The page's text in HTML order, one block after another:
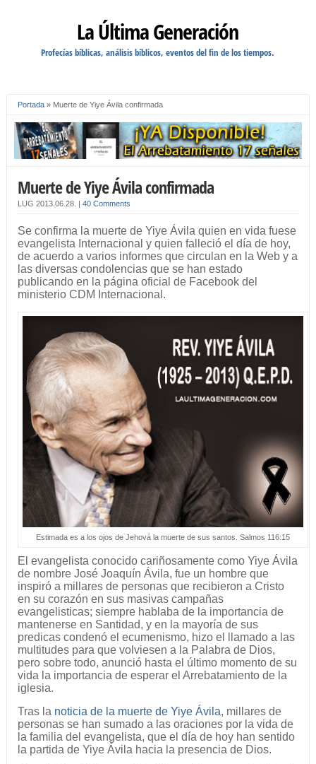
La Última Generación
Profecías bíblicas, análisis bíblicos, eventos del fin de los tiempos.
Portada» Muerte de Yiye Ávila confirmada
Muerte de Yiye Ávila confirmada
LUG 2013.06.28. 40 Comments
Se confirma la muerte de Yiye Ávila quien en vida fuese
evangelista Internacional y quien falleció el día de hoy,
de acuerdo a varios informes que circulan en la Web y a
las diversas condolencias que se han estado
publicando en la página oficial de Facebook del
ministerio CDM Internacional.
Estimada es a los ojos de Jehová la muerte de sus santos. Salmos 116:15
El evangelista conocido cariñosamente como Yiye Ávila
de nombre José Joaquín Ávila, fue un hombre que
inspiró a millares de personas que recibieron a Cristo
en su corazón en sus masivas campañas
evangelisticas; siempre hablaba de la importancia de
mantenerse en Santidad, y en la mayoría de sus
predicas condenó el ecumenismo, hizo el llamado a las
multitudes para que volviesen a la Palabra de Dios,
pero sobre todo, anunció hasta el último momento de su
vida la importancia de esperar el Arrebatamiento de la
iglesia.
Tras la noticia de la muerte de Yiye Ávila, millares de
personas se han sumado a las oraciones por la vida de
la familia del evangelista, que el día de hoy han sentido
la partida de Yiye Ávila hacia la presencia de Dios.